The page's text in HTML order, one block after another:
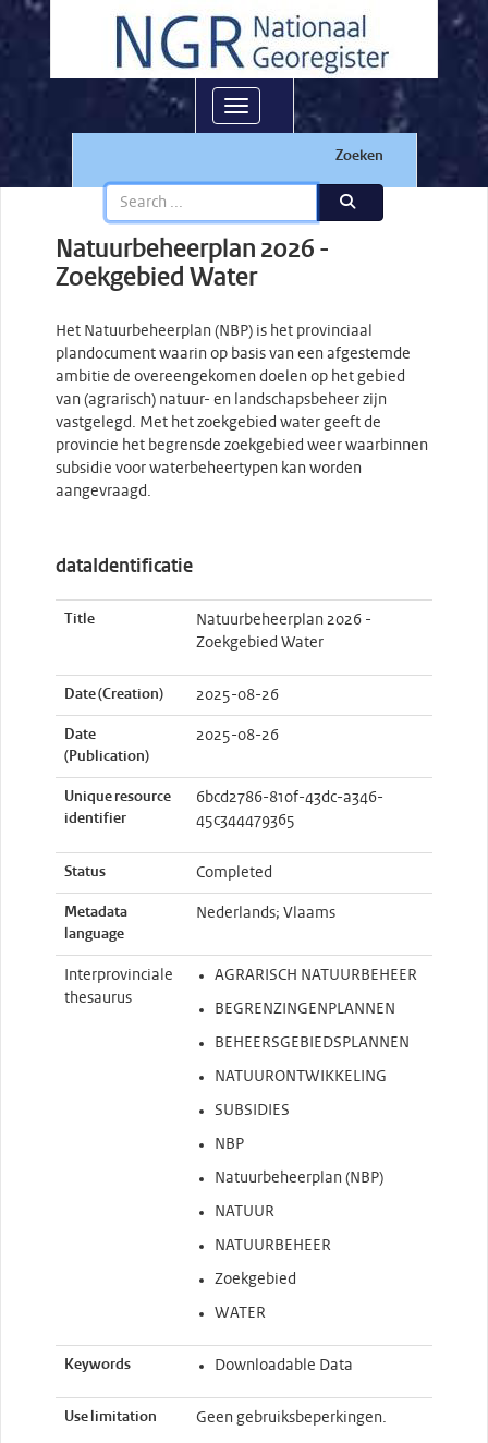
Toggle navigation
Zoeken
Natuurbeheerplan 2026 -
Zoekgebied Water
Het Natuurbeheerplan (NBP) is het provinciaal
plandocument waarin op basis van een afgestemde
ambitie de overeengekomen doelen op het gebied
van (agrarisch) natuur- en landschapsbeheer zijn
vastgelegd. Met het zoekgebied water geeft de
provincie het begrensde zoekgebied weer waarbinnen
subsidie voor waterbeheertypen kan worden
aangevraagd.
dataIdentificatie
Title
Natuurbeheerplan 2026 -
Zoekgebied Water
Date (Creation) 2025-08-26
Date
(Publication)
2025-08-26
Unique resource
identifier
6bcd2786-810f-43dc-a346-
45c344479365
Status Completed
Metadata
language
Nederlands; Vlaams
Interprovinciale
thesaurus
AGRARISCH NATUURBEHEER
BEGRENZINGENPLANNEN
BEHEERSGEBIEDSPLANNEN
NATUURONTWIKKELING
SUBSIDIES
NBP
Natuurbeheerplan (NBP)
NATUUR
NATUURBEHEER
Zoekgebied
WATER
Keywords Downloadable Data
Use limitation Geen gebruiksbeperkingen.